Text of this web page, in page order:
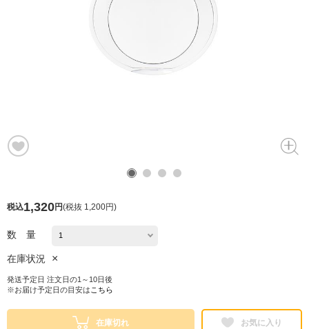
税込1,320円(税抜 1,200円)
数 量
在庫状況 ×
発送予定日 注文日の1～10日後
※お届け予定日の目安は こちら
在庫切れ お気に入り